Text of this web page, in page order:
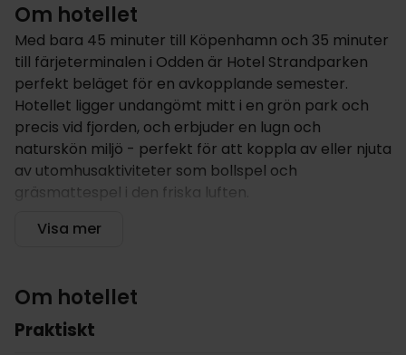
Om hotellet
Med bara 45 minuter till Köpenhamn och 35 minuter
till färjeterminalen i Odden är Hotel Strandparken
perfekt beläget för en avkopplande semester.
Hotellet ligger undangömt mitt i en grön park och
precis vid fjorden, och erbjuder en lugn och
naturskön miljö - perfekt för att koppla av eller njuta
av utomhusaktiviteter som bollspel och
gräsmattespel i den friska luften.
Hotellet erbjuder
kongespil, krocket och pétanque - perfekt för lite
vänskaplig tävling. Om du gillar att hålla dig aktiv
Visa mer
Om hotellet
Praktiskt